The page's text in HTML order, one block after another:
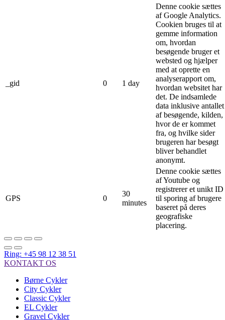
_gid 0 1 day
Denne cookie sættes
af Google Analytics.
Cookien bruges til at
gemme information
om, hvordan
besøgende bruger et
websted og hjælper
med at oprette en
analyserapport om,
hvordan websitet har
det. De indsamlede
data inklusive antallet
af besøgende, kilden,
hvor de er kommet
fra, og hvilke sider
brugeren har besøgt
bliver behandlet
anonymt.
GPS 0
30
minutes
Denne cookie sættes
af Youtube og
registrerer et unikt ID
til sporing af brugere
baseret på deres
geografiske
placering.
Ring: +45 98 12 38 51
KONTAKT OS
Børne Cykler
City Cykler
Classic Cykler
EL Cykler
Gravel Cykler